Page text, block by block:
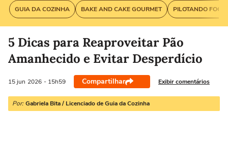
GUIA DA COZINHA BAKE AND CAKE GOURMET PILOTANDO
5 Dicas para Reaproveitar Pão
Amanhecido e Evitar Desperdício
15 jun 2026 - 15h59 Compartilhar Exibir comentários
Por: Gabriela Bita / Licenciado de Guia da Cozinha